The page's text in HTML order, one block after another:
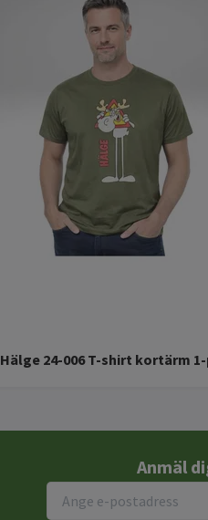
Hälge 24-006 T-shirt kortärm
Anmäl